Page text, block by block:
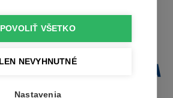
POVOLIŤ VŠETKO
LEN NEVYHNUTNÉ
Nastavenia